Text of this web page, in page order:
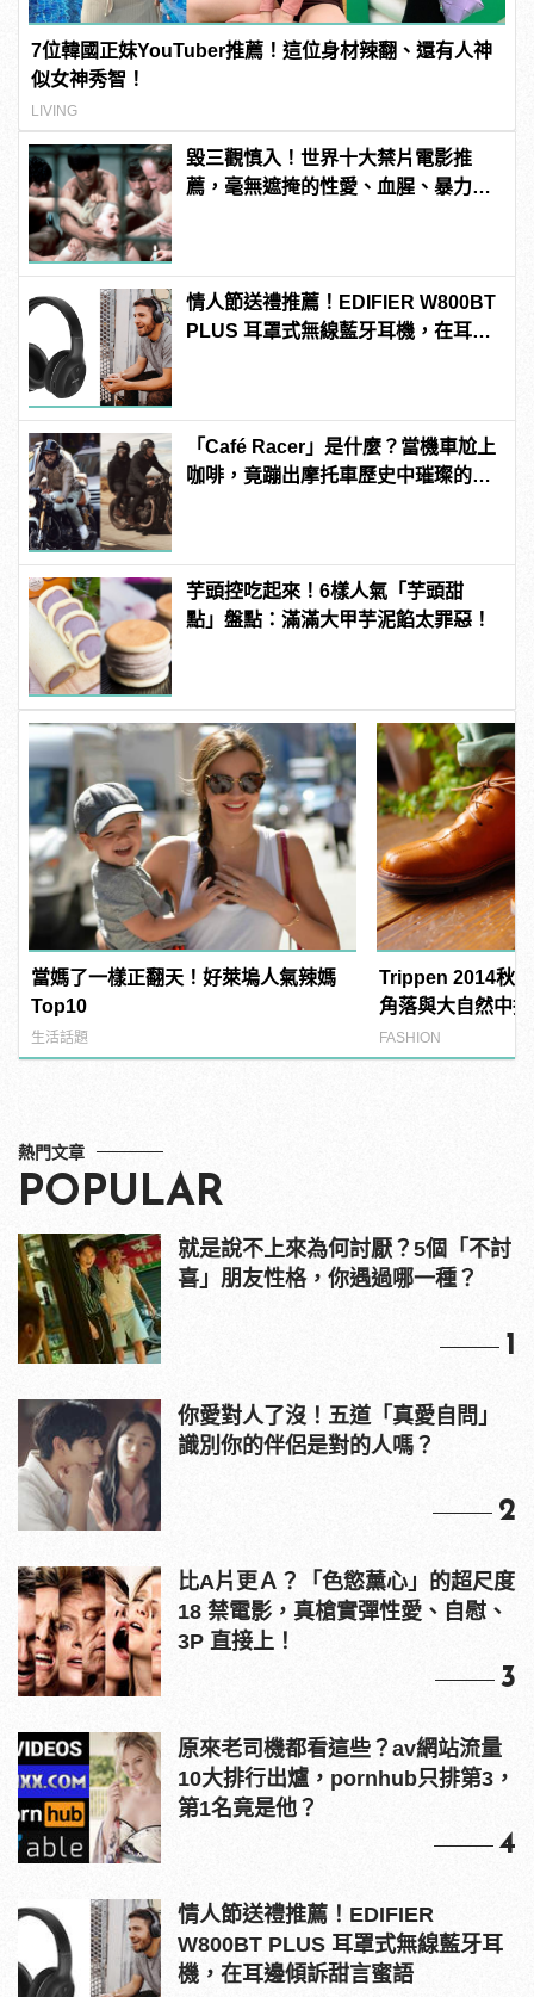
7位韓國正妹YouTuber推薦！這位身材辣翻、還有人神
似女神秀智！
LIVING
毀三觀慎入！世界十大禁片電影推
薦，毫無遮掩的性愛、血腥、暴力、
情人節送禮推薦！EDIFIER W800BT
PLUS 耳罩式無線藍牙耳機，在耳邊
「Café Racer」是什麼？當機車尬上
咖啡，竟蹦出摩托車歷史中璀璨的火
芋頭控吃起來！6樣人氣「芋頭甜
點」盤點：滿滿大甲芋泥餡太罪惡！
當媽了一樣正翻天！好萊塢人氣辣媽
Top10
生活話題
Trippen 2014秋
角落與大自然中
FASHION
熱門文章
POPULAR
就是說不上來為何討厭？5個「不討
喜」朋友性格，你遇過哪一種？
1
你愛對人了沒！五道「真愛自問」
識別你的伴侶是對的人嗎？
2
比A片更Ａ？「色慾薰心」的超尺度
18 禁電影，真槍實彈性愛、自慰、
3P 直接上！
3
原來老司機都看這些？av網站流量
10大排行出爐，pornhub只排第3，
第1名竟是他？
4
情人節送禮推薦！EDIFIER
W800BT PLUS 耳罩式無線藍牙耳
機，在耳邊傾訴甜言蜜語